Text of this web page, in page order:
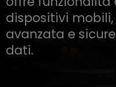
dispositivi
avanzata e
dati.